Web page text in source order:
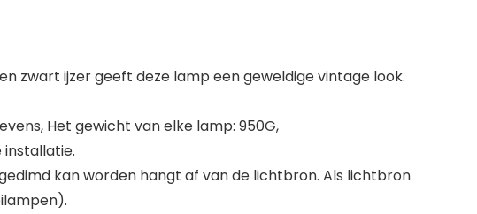
zwart ijzer geeft deze lamp een geweldige vintage look.
Het gewicht van elke lamp: 950G,
installatie.
kan worden hangt af van de lichtbron. Als lichtbron